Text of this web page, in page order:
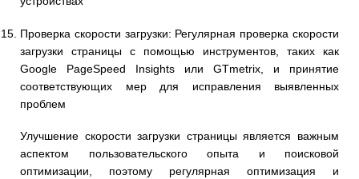
Проверка скорости загрузки: Регулярная проверка скорости
загрузки страницы с помощью инструментов, таких как
Google PageSpeed Insights или GTmetrix, и принятие
соответствующих мер для исправления выявленных
проблем
Улучшение скорости загрузки страницы является важным
аспектом пользовательского опыта и поисковой
оптимизации, поэтому регулярная оптимизация и